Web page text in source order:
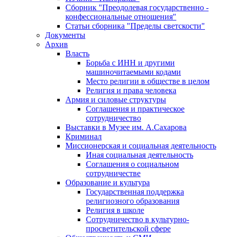
Сборник "Преодолевая государственно -
конфессиональные отношения"
Статьи сборника "Пределы светскости"
Документы
Архив
Власть
Борьба с ИНН и другими
машиночитаемыми кодами
Место религии в обществе в целом
Религия и права человека
Армия и силовые структуры
Соглашения и практическое
сотрудничество
Выставки в Музее им. А.Сахарова
Криминал
Миссионерская и социальная деятельность
Иная социальная деятельность
Соглашения о социальном
сотрудничестве
Образование и культура
Государственная поддержка
религиозного образования
Религия в школе
Сотрудничество в культурно-
просветительской сфере